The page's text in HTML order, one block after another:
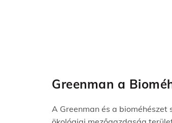
Greenman a
A Greenman és a